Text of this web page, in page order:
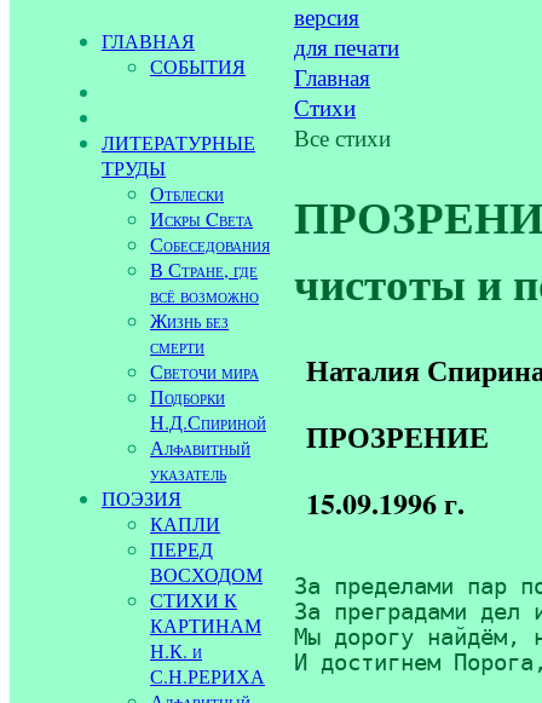
ГЛАВНАЯ
СОБЫТИЯ
ЛИТЕРАТУРНЫЕ
ТРУДЫ
Отблески
Искры Cвета
Собеседования
В Стране, где
всё возможно
Жизнь без
смерти
Светочи мира
Подборки
Н.Д.Спириной
Алфавитный
указатель
ПОЭЗИЯ
КАПЛИ
ПЕРЕД
ВОСХОДОМ
СТИХИ К
КАРТИНАМ
Н.К. и
С.Н.РЕРИХА
версия
для печати
Главная
Стихи
Все стихи
чистоты и
Наталия
ПРОЗРЕНИЕ
15.09.1996 г.
За пределами пар
За преградами дел
Мы дорогу найдём,
И достигнем